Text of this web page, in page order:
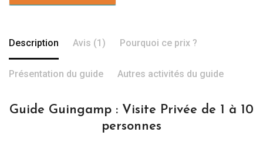
Description Avis (1) Pourquoi ce prix ?
Présentation du guide Autres activités du guide
Guide Guingamp : Visite Privée de 1 à 10
personnes